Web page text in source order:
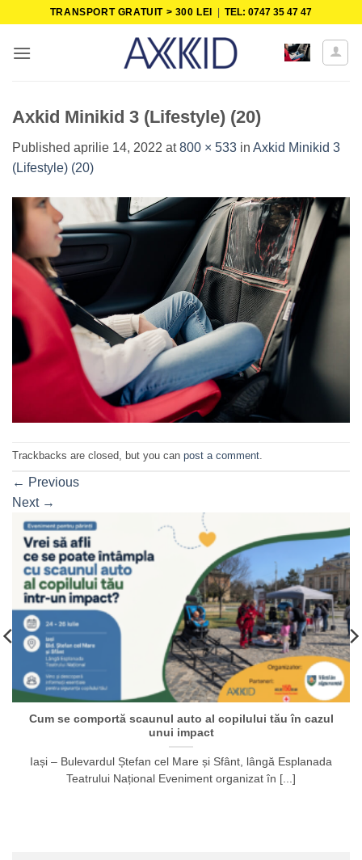
content
TRANSPORT GRATUIT > 300 LEI |TEL: 0747 35 47 47
Axkid Minikid 3 (Lifestyle) (20)
Published aprilie 14, 2022 at800 × 533 in Axkid Minikid 3
(Lifestyle) (20)
Trackbacks are closed, but you can post a comment.
← Previous
Next →
Cum se comportă scaunul auto al copilului tău în cazul
unui impact
Iași – Bulevardul Ștefan cel Mare și Sfânt, lângă Esplanada
Teatrului Național Eveniment organizat în [...]